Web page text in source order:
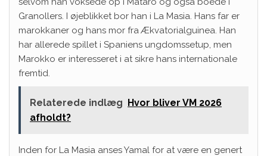
Granollers. I øjeblikket bor han i La Masia. Hans far er
marokkaner og hans mor fra Ækvatorialguinea. Han
har allerede spillet i Spaniens ungdomssetup, men
Marokko er interesseret i at sikre hans internationale
fremtid.
Relaterede indlæg Hvor bliver VM 2026
afholdt?
Inden for La Masia anses Yamal for at være en genert